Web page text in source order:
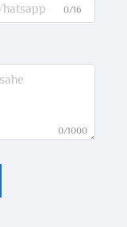
0/16
0/1000